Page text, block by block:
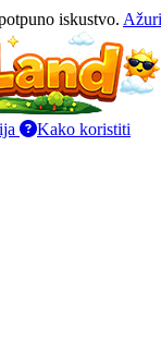
iskustvo.
Kako koristiti